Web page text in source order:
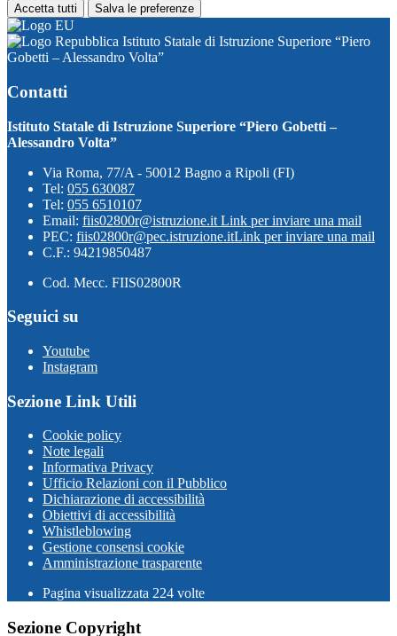
Accetta tutti Salva le preferenze
Istituto Statale di Istruzione Superiore “Piero
Gobetti – Alessandro Volta”
Contatti
Istituto Statale di Istruzione Superiore “Piero Gobetti –
Alessandro Volta”
Via Roma, 77/A - 50012 Bagno a Ripoli (FI)
Tel: 055 630087
Tel: 055 6510107
Email: fiis02800r@istruzione.it Link per inviare una mail
PEC: fiis02800r@pec.istruzione.itLink per inviare una mail
C.F.: 94219850487
Cod. Mecc. FIIS02800R
Seguici su
Youtube
Instagram
Sezione Link Utili
Cookie policy
Note legali
Informativa Privacy
Ufficio Relazioni con il Pubblico
Dichiarazione di accessibilità
Obiettivi di accessibilità
Whistleblowing
Gestione consensi cookie
Amministrazione trasparente
Pagina visualizzata 224 volte
Sezione Copyright